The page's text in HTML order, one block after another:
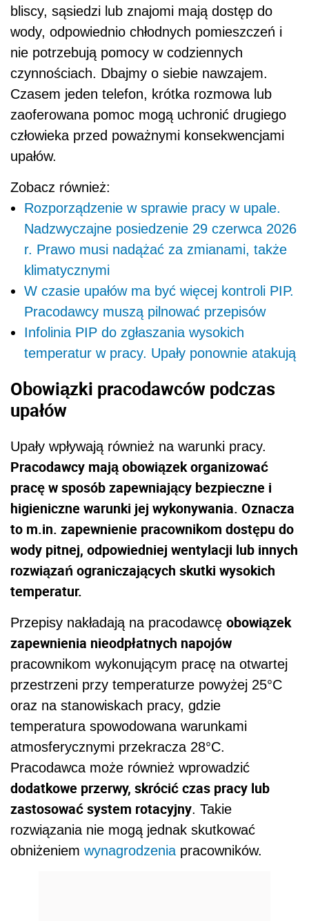
bliscy, sąsiedzi lub znajomi mają dostęp do
wody, odpowiednio chłodnych pomieszczeń i
nie potrzebują pomocy w codziennych
czynnościach. Dbajmy o siebie nawzajem.
Czasem jeden telefon, krótka rozmowa lub
zaoferowana pomoc mogą uchronić drugiego
człowieka przed poważnymi konsekwencjami
upałów.
Zobacz również:
Rozporządzenie w sprawie pracy w upale.
Nadzwyczajne posiedzenie 29 czerwca 2026
r. Prawo musi nadążać za zmianami, także
klimatycznymi
W czasie upałów ma być więcej kontroli PIP.
Pracodawcy muszą pilnować przepisów
Infolinia PIP do zgłaszania wysokich
temperatur w pracy. Upały ponownie atakują
Obowiązki pracodawców podczas
upałów
Upały wpływają również na warunki pracy.
Pracodawcy mają obowiązek organizować
pracę w sposób zapewniający bezpieczne i
higieniczne warunki jej wykonywania. Oznacza
to m.in. zapewnienie pracownikom dostępu do
wody pitnej, odpowiedniej wentylacji lub innych
rozwiązań ograniczających skutki wysokich
temperatur.
Przepisy nakładają na pracodawcę obowiązek
zapewnienia nieodpłatnych napojów
pracownikom wykonującym pracę na otwartej
przestrzeni przy temperaturze powyżej 25°C
oraz na stanowiskach pracy, gdzie
temperatura spowodowana warunkami
atmosferycznymi przekracza 28°C.
Pracodawca może również wprowadzić
dodatkowe przerwy, skrócić czas pracy lub
zastosować system rotacyjny. Takie
rozwiązania nie mogą jednak skutkować
obniżeniem wynagrodzenia pracowników.